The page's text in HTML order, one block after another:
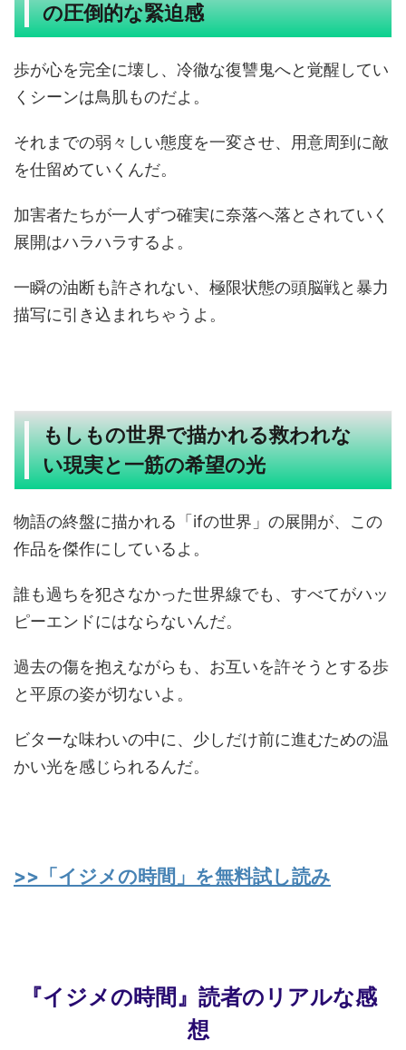
の圧倒的な緊迫感
歩が心を完全に壊し、冷徹な復讐鬼へと覚醒してい
くシーンは鳥肌ものだよ。
それまでの弱々しい態度を一変させ、用意周到に敵
を仕留めていくんだ。
加害者たちが一人ずつ確実に奈落へ落とされていく
展開はハラハラするよ。
一瞬の油断も許されない、極限状態の頭脳戦と暴力
描写に引き込まれちゃうよ。
もしもの世界で描かれる救われな
い現実と一筋の希望の光
物語の終盤に描かれる「ifの世界」の展開が、この
作品を傑作にしているよ。
誰も過ちを犯さなかった世界線でも、すべてがハッ
ピーエンドにはならないんだ。
過去の傷を抱えながらも、お互いを許そうとする歩
と平原の姿が切ないよ。
ビターな味わいの中に、少しだけ前に進むための温
かい光を感じられるんだ。
>>「イジメの時間」を無料試し読み
『イジメの時間』読者のリアルな感
想